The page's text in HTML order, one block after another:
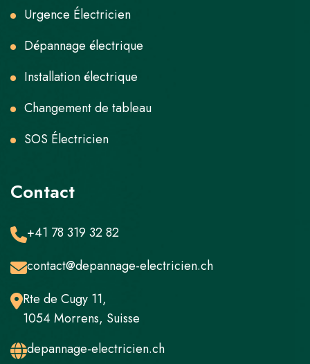
Urgence Électricien
Dépannage électrique
Installation électrique
Changement de tableau
SOS Électricien
Contact
+41 78 319 32 82
contact@depannage-electricien.ch
Rte de Cugy 11,
1054 Morrens, Suisse
depannage-electricien.ch